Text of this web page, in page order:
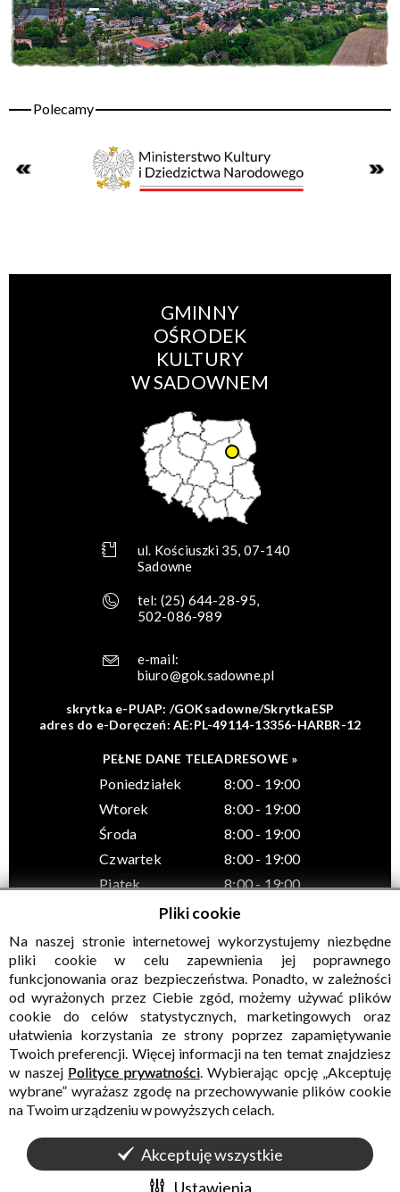
GMINNY
OŚRODEK
KULTURY
W SADOWNEM
ul. Kościuszki 35, 07-140
Sadowne
tel: (25) 644-28-95,
502-086-989
e-mail:
biuro@gok.sadowne.pl
skrytka e-PUAP: /GOKsadowne/SkrytkaESP
adres do e-Doręczeń: AE:PL-49114-13356-HARBR-12
PEŁNE DANE TELEADRESOWE »
Poniedziałek
8:00 - 19:00
Wtorek
8:00 - 19:00
Środa
8:00 - 19:00
Czwartek
8:00 - 19:00
Piątek
8:00 - 19:00
© Wszelkie prawa zastrzeżone, Gminny Ośrodek Kultury w
Sadownem
HTML5 +
WCAG 2.1
WYKONANIE CONCEPTINTERMEDIA
Pliki cookie
Na naszej stronie internetowej wykorzystujemy niezbędne
pliki cookie w celu zapewnienia jej poprawnego
funkcjonowania oraz bezpieczeństwa. Ponadto, w zależności
od wyrażonych przez Ciebie zgód, możemy używać plików
cookie do celów statystycznych, marketingowych oraz
ułatwienia korzystania ze strony poprzez zapamiętywanie
Twoich preferencji. Więcej informacji na ten temat znajdziesz
w naszej Polityce prywatności. Wybierając opcję „Akceptuję
wybrane” wyrażasz zgodę na przechowywanie plików cookie
na Twoim urządzeniu w powyższych celach.
Akceptuję wszystkie
Ustawienia